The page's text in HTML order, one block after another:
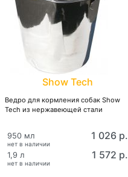
Show Tech
Ведро для кормления собак Show
Tech из нержавеющей стали
нет в наличии
950 мл 1 026 р.
нет в наличии
1,9 л 1 572 р.